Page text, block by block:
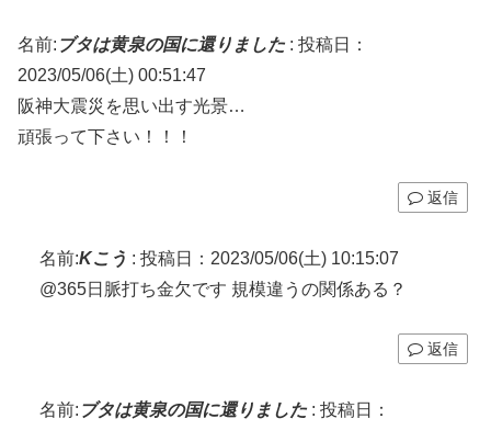
名前: ブタは黄泉の国に還りました : 投稿日：
2023/05/06(土) 00:51:47
阪神大震災を思い出す光景…
頑張って下さい！！！
返信
名前:Kこう : 投稿日：2023/05/06(土) 10:15:07
@365日脈打ち金欠です 規模違うの関係ある？
返信
名前: ブタは黄泉の国に還りました : 投稿日：